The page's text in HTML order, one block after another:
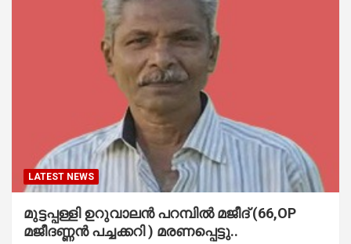
LATEST NEWS
മുട്ടപ്പള്ളി ഉറുവാലൻ പറമ്പിൽ മജീദ് (66,OP
മജീദണ്ണൻ പച്ചക്കറി ) മരണപ്പെട്ടു..